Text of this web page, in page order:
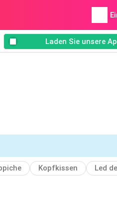
Laden Sie unsere
Kopfkissen Led